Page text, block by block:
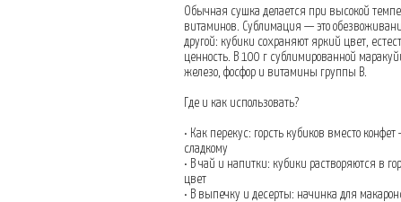
Обычная сушка делается при высокой
витаминов. Сублимация — это
другой: кубики сохраняют яркий цвет,
ценность. В 100 г сублимированной
железо, фосфор и витамины группы B.
Где и как использовать?
• Как перекус: горсть кубиков вместо
сладкому
• В чай и напитки: кубики растворяются в
цвет
• В выпечку и десерты: начинка для